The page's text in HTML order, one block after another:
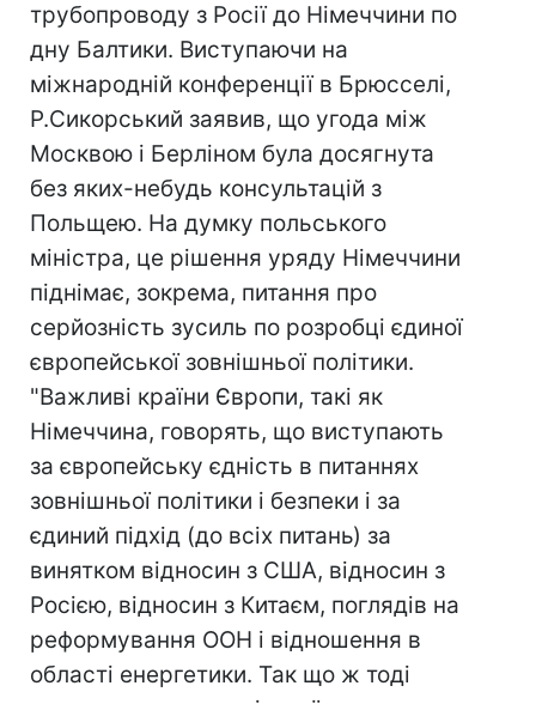
трубопроводу з Росії до Німеччини по
дну Балтики. Виступаючи на
міжнародній конференції в Брюсселі,
Р.Сикорський заявив, що угода між
Москвою і Берліном була досягнута
без яких-небудь консультацій з
Польщею. На думку польського
міністра, це рішення уряду Німеччини
піднімає, зокрема, питання про
серйозність зусиль по розробці єдиної
європейської зовнішньої політики.
"Важливі країни Європи, такі як
Німеччина, говорять, що виступають
за європейську єдність в питаннях
зовнішньої політики і безпеки і за
єдиний підхід (до всіх питань) за
винятком відносин з США, відносин з
Росією, відносин з Китаєм, поглядів на
реформування ООН і відношення в
області енергетики. Так що ж тоді